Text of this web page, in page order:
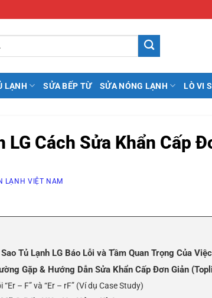
LẠNH SỬA BẾP TỪ SỬA NÓNG LẠNH LÒ VI
LG Cách Sửa Khẩn Cấp
LẠNH VIỆT NAM
Tủ Lạnh LG Báo Lỗi và Tầm Quan Trọng Của
Gặp & Hướng Dẫn Sửa Khẩn Cấp Đơn Giản
– F” và “Er – rF” (Ví dụ Case Study)